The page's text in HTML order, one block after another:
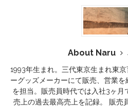
About Naru
1993年生まれ。三代東京生まれ東
ーグッズメーカーにて販売、営業
を担当。販売員時代では入社3ヶ月
売上の過去最高売上を記録。 販売